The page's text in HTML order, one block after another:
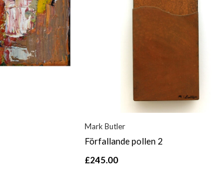
Mark Butler
Förfallande pollen 2
£245.00